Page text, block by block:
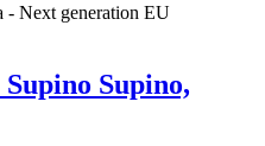
Supino Supino,